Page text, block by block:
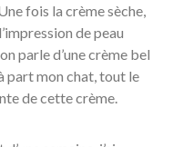
fois la crème sèche,
de peau
parle d’une crème bel
part mon chat, tout le
de cette crème.